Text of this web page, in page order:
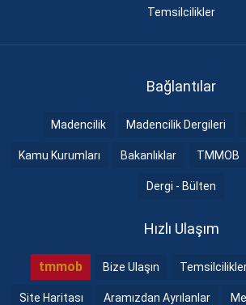
Temsilcilikler
Bağlantılar
Madencilik Madencilik Dergileri
Kamu Kurumları Bakanlıklar TMMOB
Dergi - Bülten
Hızlı Ulaşım
tmmob Bize Ulaşın
Site Haritası Aramızdan Ayrılanlar